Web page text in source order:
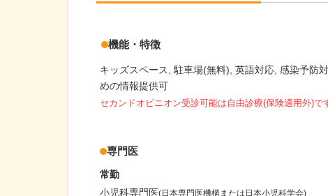
機能・特徴
キッズスペース 駐車場(無料) 英語対応 感染予防
めの情報提供可
セカンドオピニオン受診可能は自由診療(保険適用外)で
専門医
常勤
小児科専門医(日本専門医機構または日本小児科学会)